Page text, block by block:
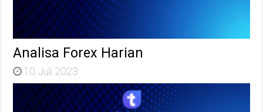
Analisa Forex Harian
10 Juli 2023